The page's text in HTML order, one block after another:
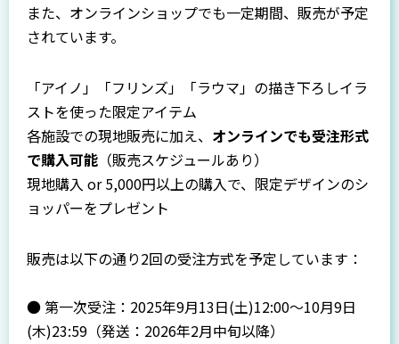
また、オンラインショップでも一定期間、販売が予定
されています。
「アイノ」「フリンズ」「ラウマ」の描き下ろしイラ
ストを使った限定アイテム
各施設での現地販売に加え、 オンラインでも受注形式
で購入可能 （販売スケジュールあり）
現地購入 or 5,000円以上の購入で、限定デザインのシ
ョッパーをプレゼント
販売は以下の通り2回の受注方式を予定しています：
● 第一次受注：2025年9月13日(土)12:00～10月9日
(木)23:59（発送：2026年2月中旬以降）